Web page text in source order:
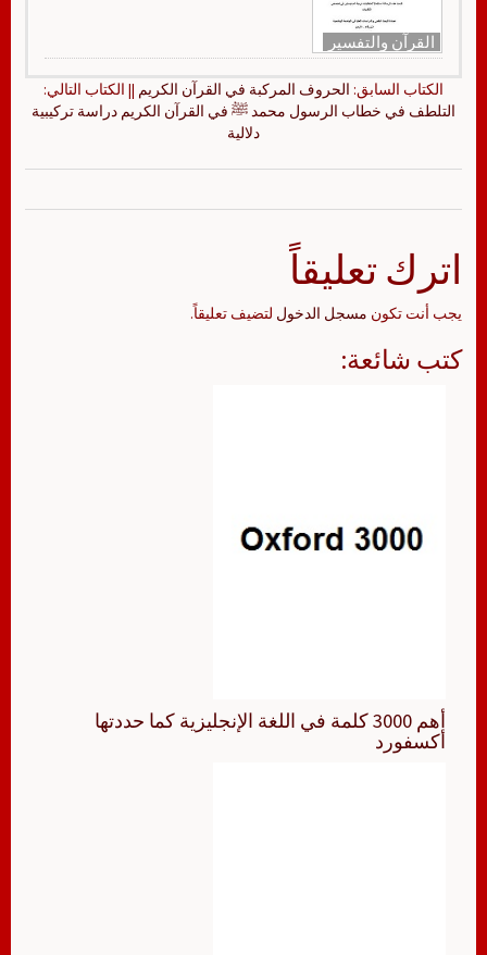
القرآن والتفسير
الكتاب السابق: الحروف المركبة في القرآن الكريم || الكتاب التالي:
التلطف في خطاب الرسول محمد ﷺ في القرآن الكريم دراسة تركيبية
دلالية
اترك تعليقاً
يجب أنت تكون مسجل الدخول لتضيف تعليقاً.
كتب شائعة:
أهم 3000 كلمة في اللغة الإنجليزية كما حددتها
أكسفورد